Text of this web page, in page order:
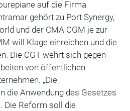
auf die Firma
gehört zu Port Synergy,
und der CMA CGM je zur
will Klage einreichen und die
Die CGT wehrt sich gegen
von öffentlichen
„Die
die Anwendung des Gesetzes
Die Reform soll die